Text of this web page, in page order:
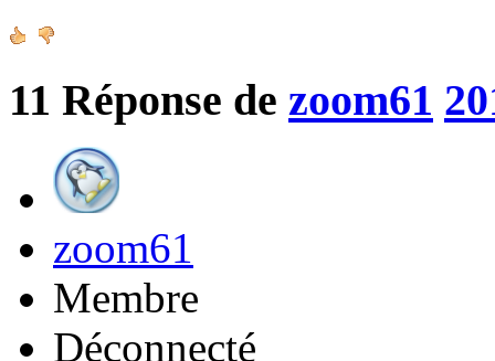
11 Réponse de zoom61
zoom61
Membre
Déconnecté